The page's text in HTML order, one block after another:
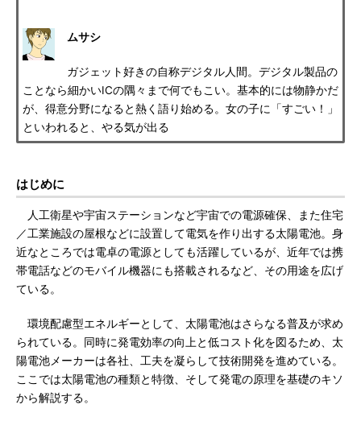
ムサシ
ガジェット好きの自称デジタル人間。デジタル製品の
ことなら細かいICの隅々まで何でもこい。基本的には物静かだ
が、得意分野になると熱く語り始める。女の子に「すごい！」
といわれると、やる気が出る
はじめに
人工衛星や宇宙ステーションなど宇宙での電源確保、また住宅
／工業施設の屋根などに設置して電気を作り出する太陽電池。身
近なところでは電卓の電源としても活躍しているが、近年では携
帯電話などのモバイル機器にも搭載されるなど、その用途を広げ
ている。
環境配慮型エネルギーとして、太陽電池はさらなる普及が求め
られている。同時に発電効率の向上と低コスト化を図るため、太
陽電池メーカーは各社、工夫を凝らして技術開発を進めている。
ここでは太陽電池の種類と特徴、そして発電の原理を基礎のキソ
から解説する。